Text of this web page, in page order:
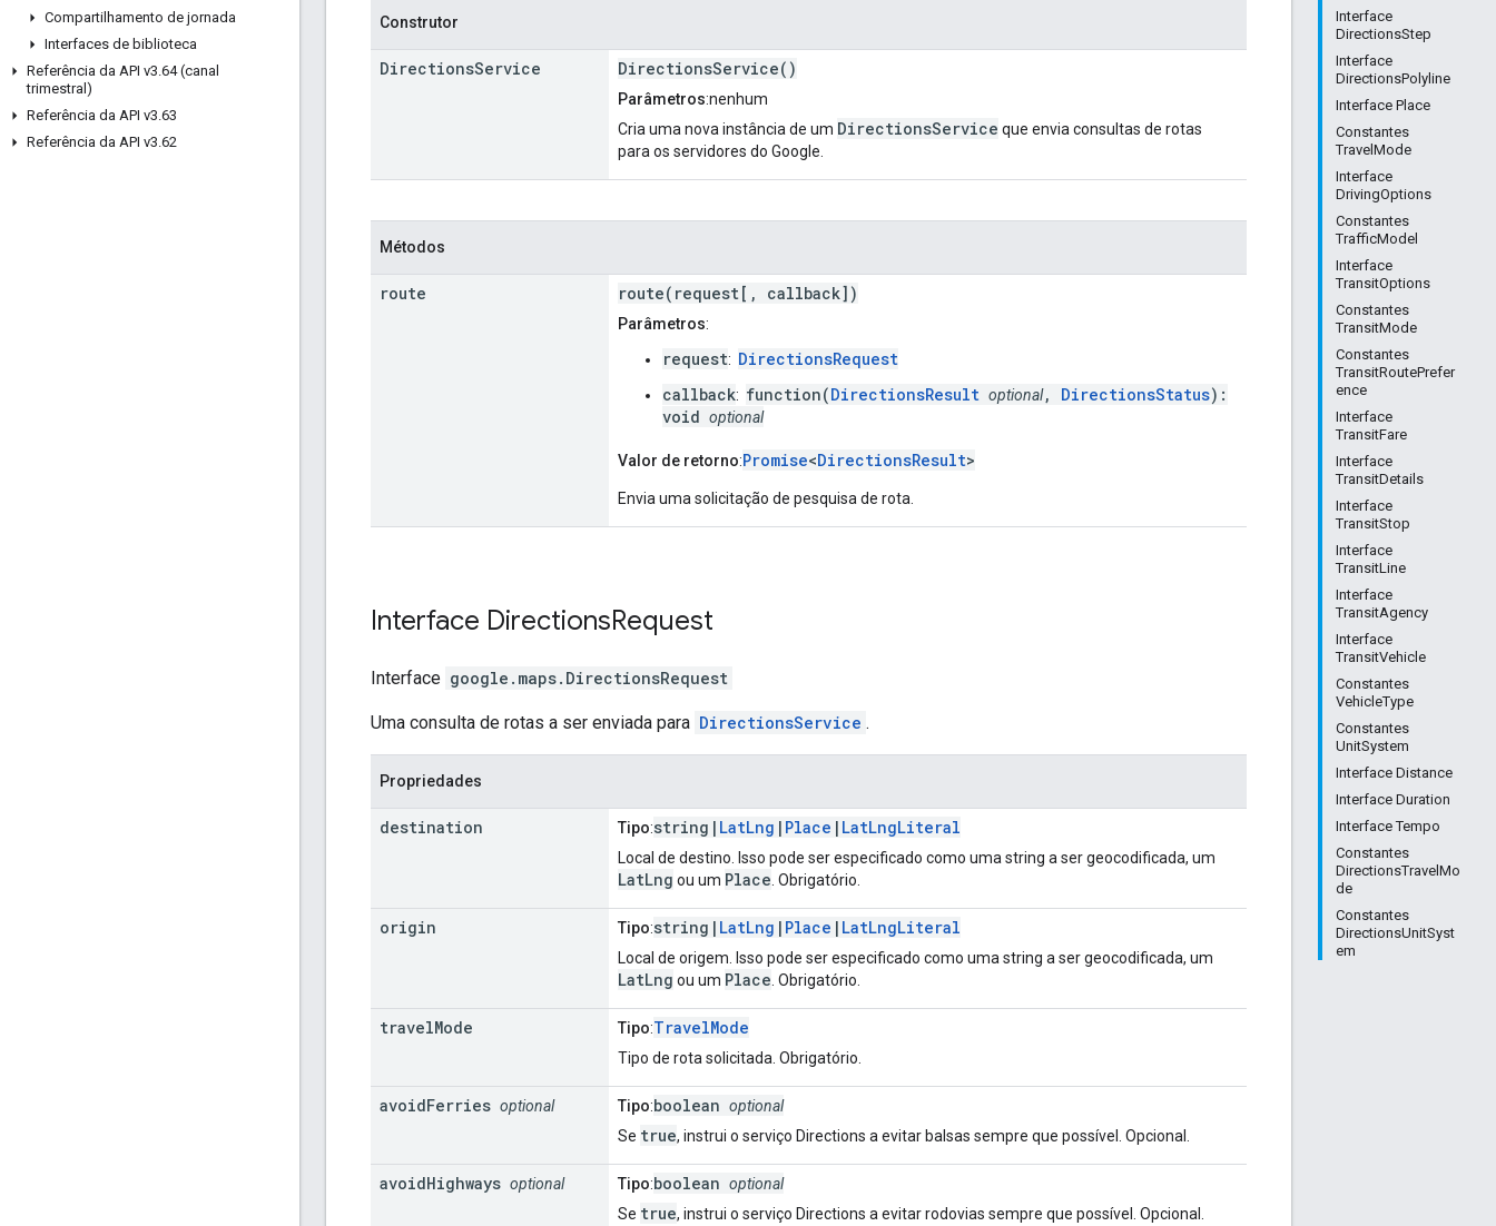
Compartilhamento de jornada
Interfaces de biblioteca
Referência da API v3.64 (canal
trimestral)
Referência da API v3.63
Referência da API v3.62
Interface
DirectionsStep
Interface
DirectionsPolyline
Interface Place
Constantes
TravelMode
Interface
DrivingOptions
Constantes
TrafficModel
Interface
TransitOptions
Constantes
TransitMode
Constantes
TransitRoutePrefer
ence
Interface
TransitFare
Interface
TransitDetails
Interface
TransitStop
Interface
TransitLine
Interface
TransitAgency
Interface
TransitVehicle
Constantes
VehicleType
Constantes
UnitSystem
Interface Distance
Interface Duration
Interface Tempo
Constantes
DirectionsTravelMo
de
Constantes
DirectionsUnitSyst
em
Construtor
DirectionsService DirectionsService()
Parâmetros:nenhum
Cria uma nova instância de um DirectionsService que envia consultas de rotas
para os servidores do Google.
Métodos
route route(request[, callback])
Parâmetros:
request: DirectionsRequest
callback: function(DirectionsResult optional, DirectionsStatus):
void optional
Valor de retorno:Promise<DirectionsResult>
Envia uma solicitação de pesquisa de rota.
Interface DirectionsRequest
Interface google.maps. DirectionsRequest
Uma consulta de rotas a ser enviada para DirectionsService .
Propriedades
destination Tipo:string| LatLng | Place | LatLngLiteral
Local de destino. Isso pode ser especificado como uma string a ser geocodificada, um
LatLng ou um Place . Obrigatório.
origin Tipo:string| LatLng | Place | LatLngLiteral
Local de origem. Isso pode ser especificado como uma string a ser geocodificada, um
LatLng ou um Place . Obrigatório.
travelMode Tipo:TravelMode
Tipo de rota solicitada. Obrigatório.
avoidFerries optional Tipo:boolean optional
Se true, instrui o serviço Directions a evitar balsas sempre que possível. Opcional.
avoidHighways optional Tipo:boolean optional
Se true, instrui o serviço Directions a evitar rodovias sempre que possível. Opcional.